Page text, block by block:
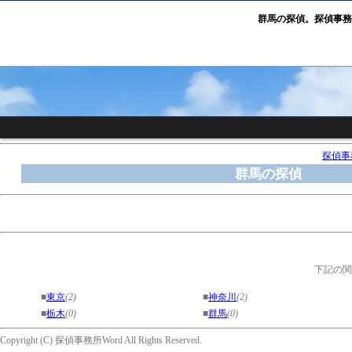
群馬の探偵。探偵事
探偵事
群馬の探偵
下記の
■東京(2) ■神奈川 (2)
■栃木(0) ■群馬(0)
Copyright (C) 探偵事務所Word All Rights Reserved.